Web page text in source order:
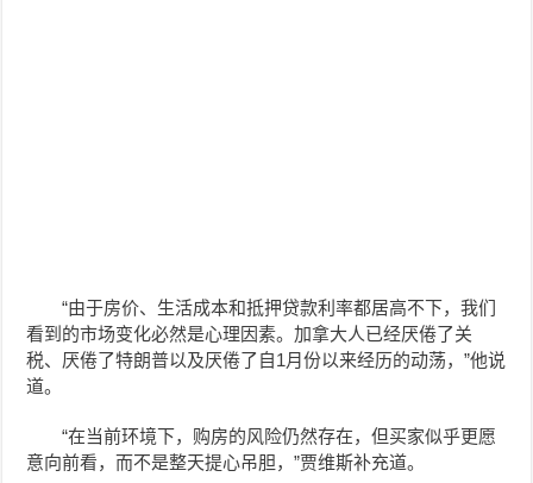
“由于房价、生活成本和抵押贷款利率都居高不下，我们
看到的市场变化必然是心理因素。加拿大人已经厌倦了关
税、厌倦了特朗普以及厌倦了自1月份以来经历的动荡，”他说
道。
“在当前环境下，购房的风险仍然存在，但买家似乎更愿
意向前看，而不是整天提心吊胆，”贾维斯补充道。